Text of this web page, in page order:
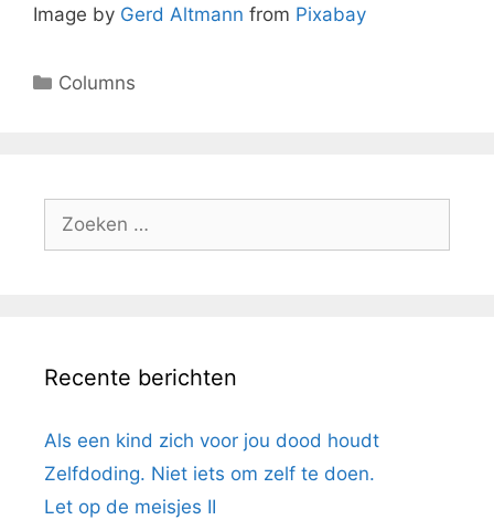
Image by Gerd Altmann from Pixabay
Columns
Recente berichten
Als een kind zich voor jou dood houdt
Zelfdoding. Niet iets om zelf te doen.
Let op de meisjes II